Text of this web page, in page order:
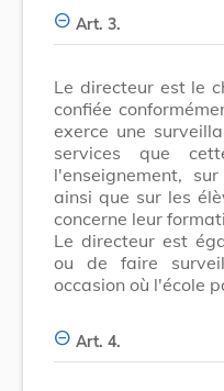
Art. 3.
Le directeur est le
confiée
exerce une
services que
l'enseignement,
ainsi que sur les
concerne leur
Le directeur est
ou de faire
occasion où l'école
Art. 4.